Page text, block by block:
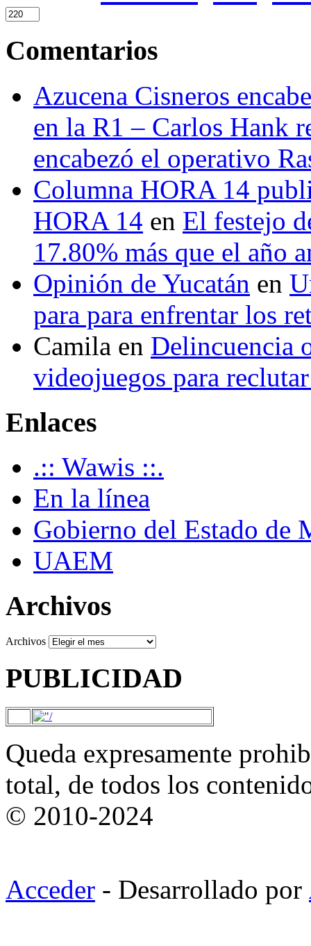
Comentarios
Azucena Cisneros
en la R1 – Carlos Hank
encabezó el operativo
Columna HORA 14
HORA 14 en El festejo
17.80% más que el año
Opinión de Yucatán en
para para enfrentar los
Camila en Delincuencia
videojuegos para
Enlaces
.:: Wawis ::.
En la línea
Gobierno del Estado de
UAEM
Archivos
Archivos
PUBLICIDAD
Queda expresamente
total, de todos los
© 2010-2024
Acceder - Desarrollado por